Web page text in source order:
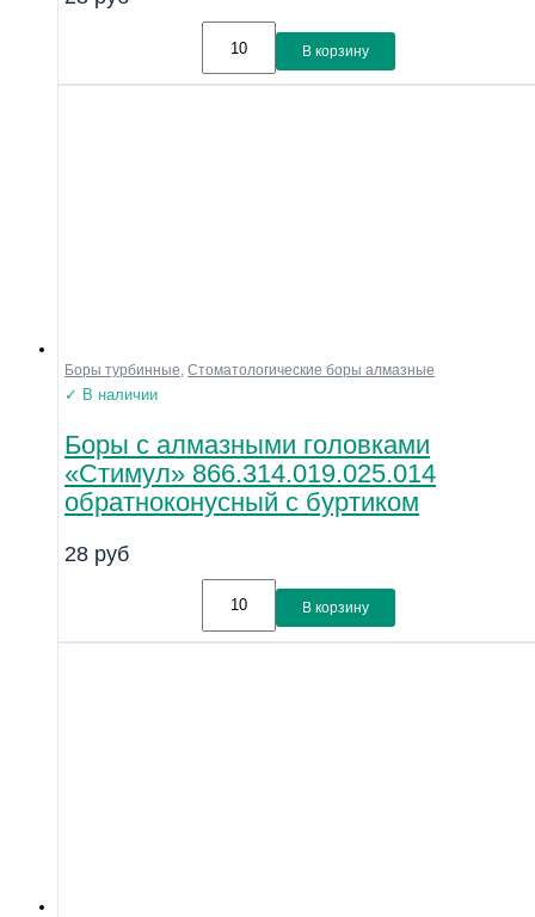
В корзину
Боры турбинные, Стоматологические боры алмазные
✓ В наличии
Боры с алмазными головками
«Стимул» 866.314.019.025.014
обратноконусный с буртиком
28 руб
В корзину